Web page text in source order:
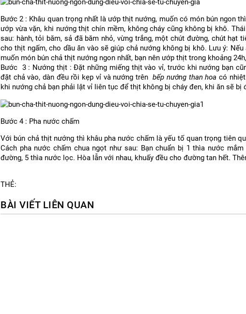
Bước 2 : Khâu quan trọng nhất là ướp thịt nướng, muốn có món bún ngon
ướp vừa vặn, khi nướng thịt chín mềm, không cháy cũng không bị khô.
sau: hành, tỏi băm, sả đã băm nhỏ, vừng trắng, một chút đường, chút hạt
cho thịt ngấm, cho dầu ăn vào sẽ giúp chả nướng không bị khô. Lưu ý:
muốn món bún chả thịt nướng ngon nhất, bạn nên ướp thịt trong khoảng
Bước 3 : Nướng thịt : Đặt những miếng thịt vào vỉ, trước khi nướng bạn
đặt chả vào, dàn đều rồi kẹp vỉ và nướng trênbếp nướng than hoa có
khi nướng chả bạn phải lật vỉ liên tục để thịt không bị cháy đen, khi ăn sẽ bị
Bước 4 : Pha nước chấm
Với bún chả thịt nướng thì khâu pha nước chấm là yếu tố quan trọng tiên
Cách pha nước chấm chua ngọt như sau: Bạn chuẩn bị 1 thìa nước
đường, 5 thìa nước lọc. Hòa lẫn với nhau, khuấy đều cho đường tan hết.
THẺ:
BÀI VIẾT LIÊN QUAN